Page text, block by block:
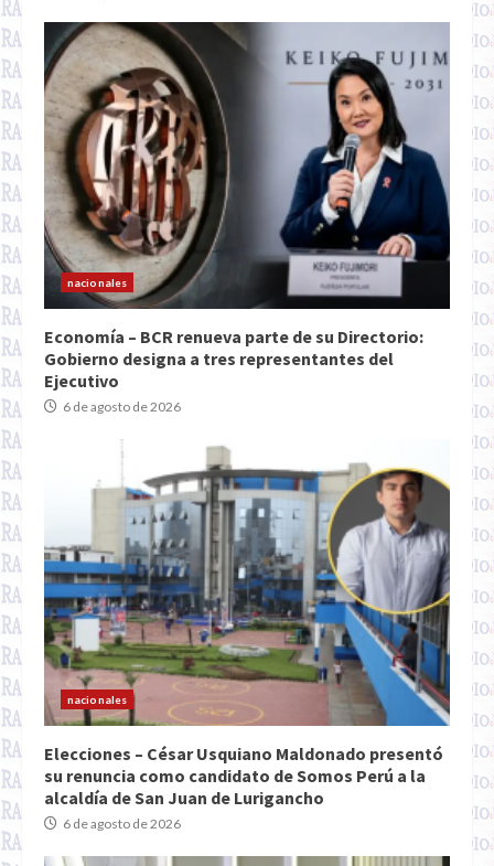
nacionales
Economía – BCR renueva parte de su Directorio:
Gobierno designa a tres representantes del
Ejecutivo
6 de agosto de 2026
nacionales
Elecciones – César Usquiano Maldonado presentó
su renuncia como candidato de Somos Perú a la
alcaldía de San Juan de Lurigancho
6 de agosto de 2026